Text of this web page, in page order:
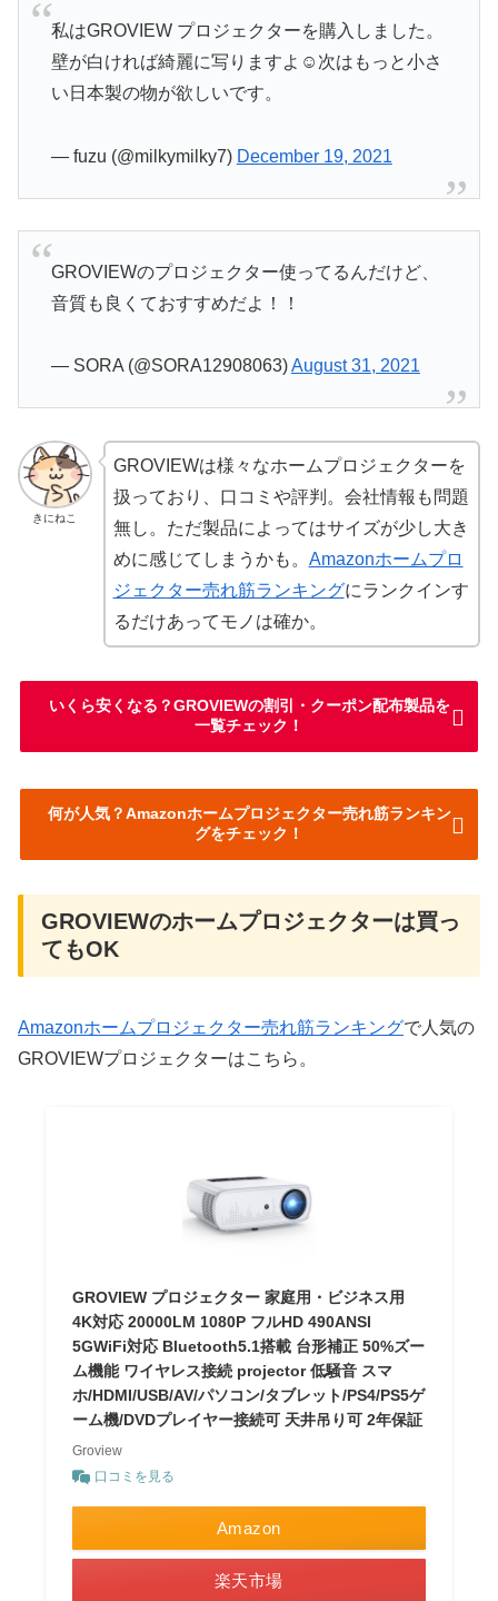
私はGROVIEW プロジェクターを購入しました。
壁が白ければ綺麗に写りますよ☺️次はもっと小さ
い日本製の物が欲しいです。
— fuzu (@milkymilky7) December 19, 2021
GROVIEWのプロジェクター使ってるんだけど、
音質も良くておすすめだよ！！
— SORA (@SORA12908063)August 31, 2021
きにねこ
GROVIEWは様々なホームプロジェクターを
扱っており、口コミや評判。会社情報も問題
無し。ただ製品によってはサイズが少し大き
めに感じてしまうかも。 Amazonホームプロ
ジェクター売れ筋ランキングにランクインす
るだけあってモノは確か。
いくら安くなる？GROVIEWの割引・クーポン配布製品を
一覧チェック！
何が人気？Amazonホームプロジェクター売れ筋ランキン
グをチェック！
GROVIEWのホームプロジェクターは買っ
てもOK
Amazonホームプロジェクター売れ筋ランキングで人気の
GROVIEWプロジェクターはこちら。
GROVIEW プロジェクター 家庭用・ビジネス用
4K対応 20000LM 1080P フルHD 490ANSI
5GWiFi対応 Bluetooth5.1搭載 台形補正 50%ズー
ム機能 ワイヤレス接続 projector 低騒音 スマ
ホ/HDMI/USB/AV/パソコン/タブレット/PS4/PS5ゲ
ーム機/DVDプレイヤー接続可 天井吊り可 2年保証
Groview
口コミを見る
Amazon
楽天市場